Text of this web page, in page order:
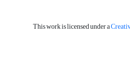
This work is licensed under a